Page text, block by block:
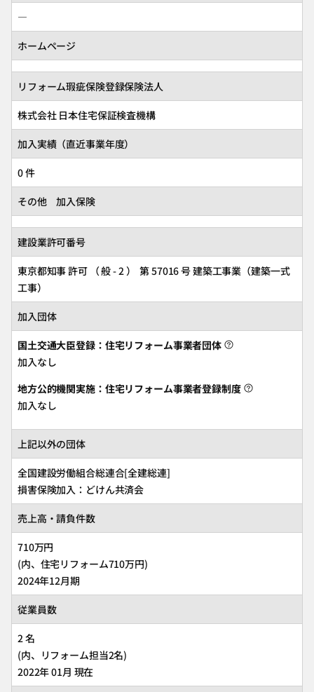
―
ホームページ
リフォーム瑕疵保険登録保険法人
株式会社 日本住宅保証検査機構
加入実績（直近事業年度）
0 件
その他 加入保険
建設業許可番号
東京都知事 許可 （ 般 - 2 ） 第 57016 号 建築工事業（建築一式
工事）
加入団体
国土交通大臣登録：住宅リフォーム事業者団体
加入なし
地方公的機関実施：住宅リフォーム事業者登録制度
加入なし
上記以外の団体
全国建設労働組合総連合[全建総連]
損害保険加入：どけん共済会
売上高・請負件数
710万円
(内、住宅リフォーム710万円)
2024年12月期
従業員数
2 名
(内、リフォーム担当2名)
2022年 01月 現在